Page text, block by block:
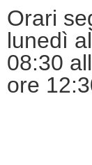
contenuto
Orari
lunedì
08:30
ore